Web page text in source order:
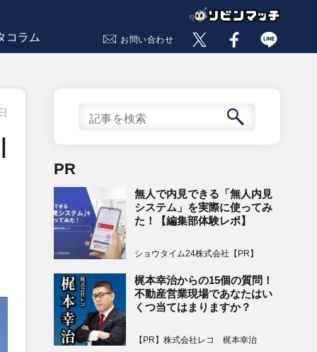
コラム お問い合わせ
PR
無人で内見できる「無人内見
システム」を実際に使ってみ
た！【編集部体験レポ】
ショウタイム24株式会社【PR】
梶本幸治からの15個の質問！
不動産営業現場であなたはい
くつ当てはまりますか？
【PR】株式会社レコ 梶本幸治